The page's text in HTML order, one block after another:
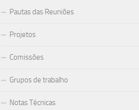
Pautas das Reuniões
Projetos
Comissões
Grupos de trabalho
Notas Técnicas